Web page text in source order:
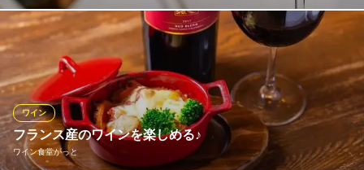
当店では海外から直接厳選したワインを輸入しております。特に
フランスワインは、他では飲むことのできない、独立生産者見本
市で選び抜いたワインが並びます。ワインの種類は日により異な
りますので、気になる方はぜひ一度お問い合わせ下さい。
ビストロ グルマン
渋谷 ビストロ ワイン
ＪＲ渋谷駅西口 徒歩3分
フランス産のワインを楽しめる♪
ワイン食堂がっと
ワイン